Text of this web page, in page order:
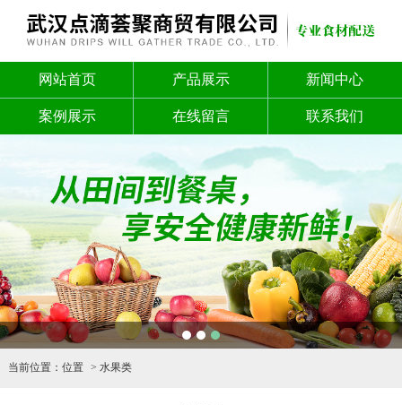
网站首页 产品展示 新闻中心
案例展示 在线留言 联系我们
1 2
3
当前位置： 位置 水果类